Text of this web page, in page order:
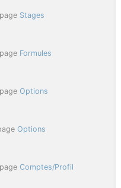
Stages
Formules
Options
Options
Comptes/Profil